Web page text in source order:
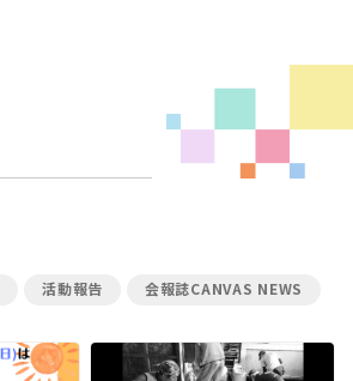
活動報告 会報誌CANVAS NEWS